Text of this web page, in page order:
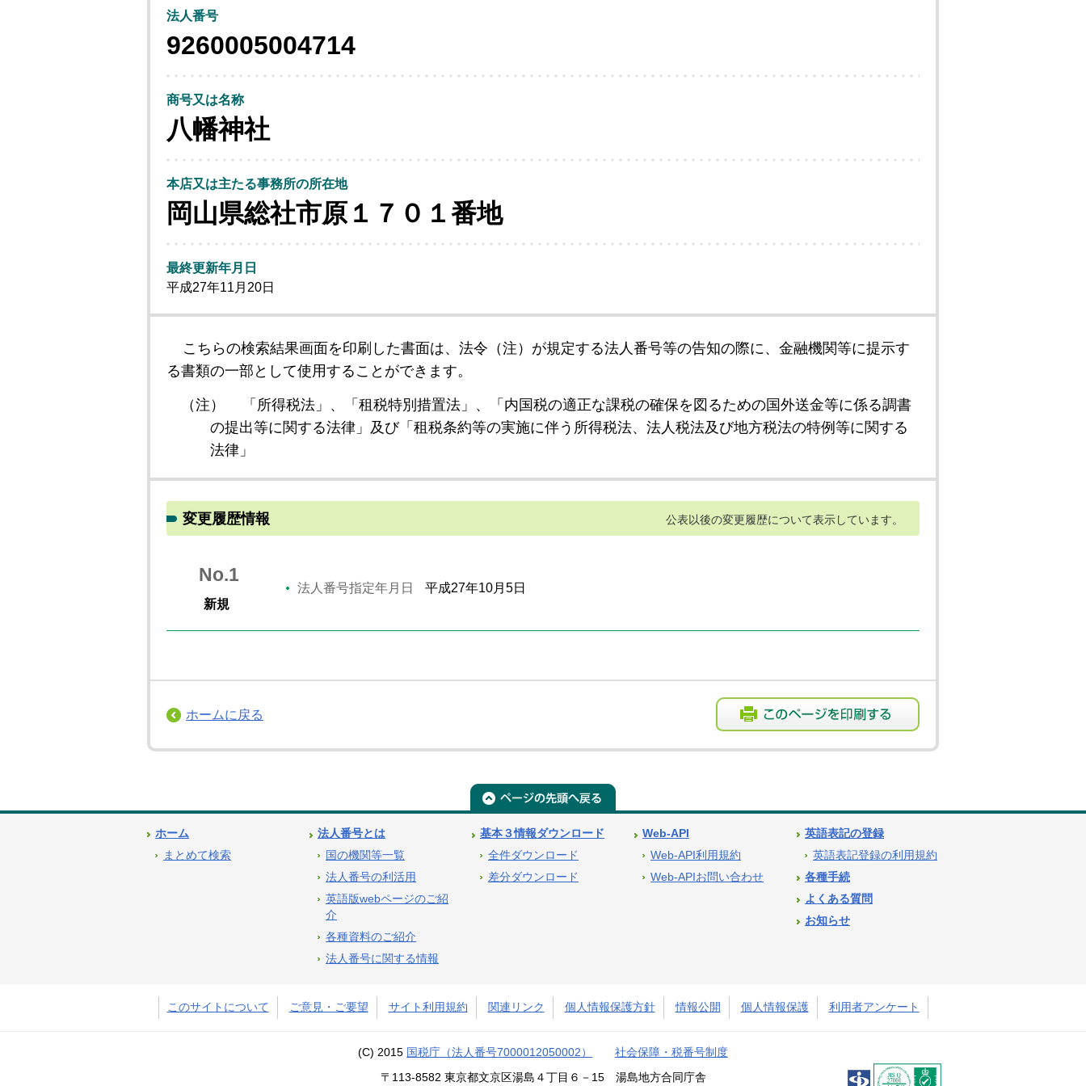
法人番号
9260005004714
商号又は名称
八幡神社
本店又は主たる事務所の所在地
岡山県総社市原１７０１番地
最終更新年月日
平成27年11月20日
こちらの検索結果画面を印刷した書面は、法令（注）が規定する法人番号等の告知の際に、金融機関等に提示す
る書類の一部として使用することができます。
（注）
「所得税法」、「租税特別措置法」、「内国税の適正な課税の確保を図るための国外送金等に係る調書
の提出等に関する法律」及び「租税条約等の実施に伴う所得税法、法人税法及び地方税法の特例等に関する
法律」
変更履歴情報 公表以後の変更履歴について表示しています。
No.1
新規
法人番号指定年月日 平成27年10月5日
ホームに戻る
ホーム
まとめて検索
法人番号とは
国の機関等一覧
法人番号の利活用
英語版webページのご紹
介
各種資料のご紹介
法人番号に関する情報
基本３情報ダウンロード
全件ダウンロード
差分ダウンロード
Web-API
Web-API利用規約
Web-APIお問い合わせ
英語表記の登録
英語表記登録の利用規約
各種手続
よくある質問
お知らせ
このサイトについて ご意見・ご要望 サイト利用規約 関連リンク 個人情報保護方針 情報公開 個人情報保護 利用者アンケート
(C) 2015 国税庁（法人番号7000012050002） 社会保障・税番号制度
〒113-8582 東京都文京区湯島４丁目６－15 湯島地方合同庁舎